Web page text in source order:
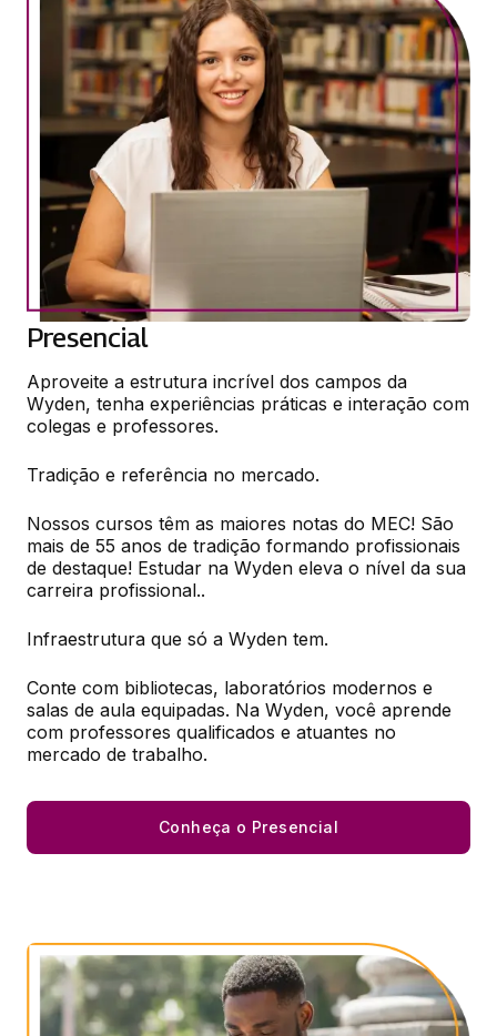
Presencial
Aproveite a estrutura incrível dos campos da
Wyden, tenha experiências práticas e interação com
colegas e professores.​
Tradição e referência no mercado.​
Nossos cursos têm as maiores notas do MEC! São
mais de 55 anos de tradição formando profissionais
de destaque! Estudar na Wyden eleva o nível da sua
carreira profissional..​
Infraestrutura que só a Wyden tem.​
Conte com bibliotecas, laboratórios modernos e
salas de aula equipadas. Na Wyden, você aprende
com professores qualificados e atuantes no
mercado de trabalho.
Conheça o Presencial